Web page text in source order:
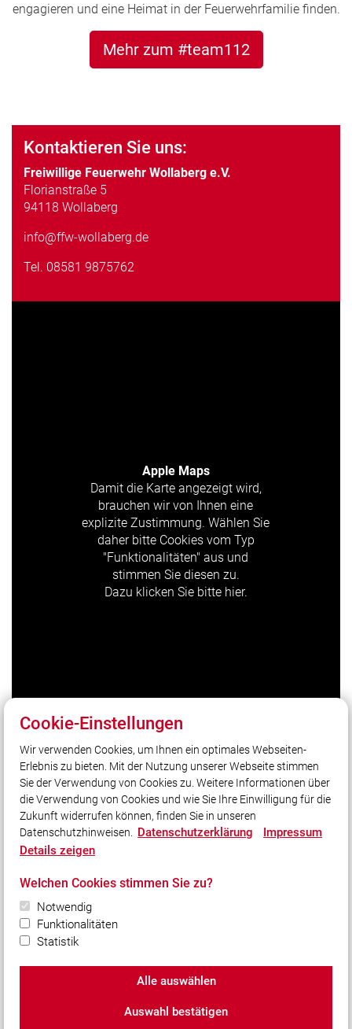
engagieren und eine Heimat in der Feuerwehrfamilie finden.
Mehr zum #team112
Kontaktieren Sie uns:
Freiwillige Feuerwehr Wollaberg e.V.
Florianstraße 5
94118 Wollaberg
info@ffw-wollaberg.de
Tel. 08581 9875762
Apple Maps
Damit die Karte angezeigt wird,
brauchen wir von Ihnen eine
explizite Zustimmung. Wählen Sie
daher bitte Cookies vom Typ
"Funktionalitäten" aus und
stimmen Sie diesen zu.
Dazu klicken Sie bitte hier.
Unser Leitsatz
Social Media
Bleiben Sie mit uns in Kontakt und vernetzen Sie sich
mit uns!
© 2026 Freiwillige Feuerwehr Wollaberg e.V.
Datenschutz|Cookie-Einstellungen
Cookie-Einstellungen
Wir verwenden Cookies, um Ihnen ein optimales Webseiten-
Erlebnis zu bieten. Mit der Nutzung unserer Webseite stimmen
Sie der Verwendung von Cookies zu. Weitere Informationen über
die Verwendung von Cookies und wie Sie Ihre Einwilligung für die
Zukunft widerrufen können, finden Sie in unseren
Datenschutzhinweisen. Datenschutzerklärung
Impressum
Details zeigen
Welchen Cookies stimmen Sie zu?
Notwendig
Funktionalitäten
Statistik
Alle auswählen
Auswahl bestätigen